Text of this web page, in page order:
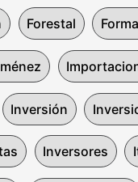
Forestal
Inversión
Inversores